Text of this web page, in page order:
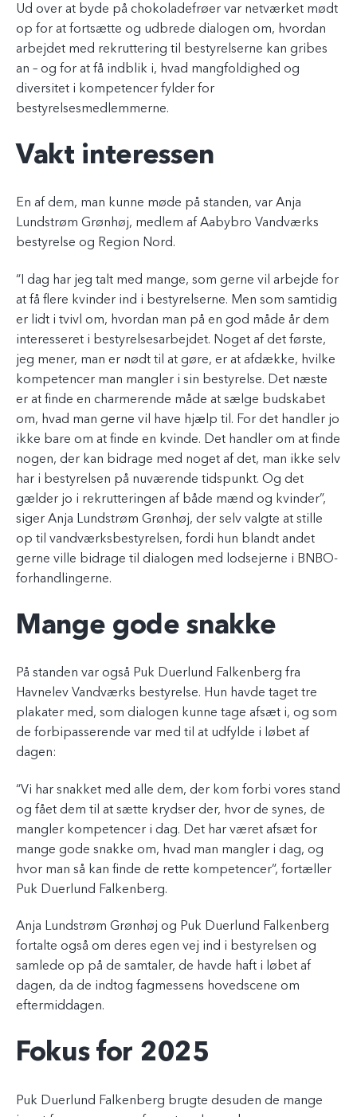
Ud over at byde på chokoladefrøer var netværket mødt
op for at fortsætte og udbrede dialogen om, hvordan
arbejdet med rekruttering til bestyrelserne kan gribes
an – og for at få indblik i, hvad mangfoldighed og
diversitet i kompetencer fylder for
bestyrelsesmedlemmerne.
Vakt interessen
En af dem, man kunne møde på standen, var Anja
Lundstrøm Grønhøj, medlem af Aabybro Vandværks
bestyrelse og Region Nord.
“I dag har jeg talt med mange, som gerne vil arbejde for
at få flere kvinder ind i bestyrelserne. Men som samtidig
er lidt i tvivl om, hvordan man på en god måde år dem
interesseret i bestyrelsesarbejdet. Noget af det første,
jeg mener, man er nødt til at gøre, er at afdække, hvilke
kompetencer man mangler i sin bestyrelse. Det næste
er at finde en charmerende måde at sælge budskabet
om, hvad man gerne vil have hjælp til. For det handler jo
ikke bare om at finde en kvinde. Det handler om at finde
nogen, der kan bidrage med noget af det, man ikke selv
har i bestyrelsen på nuværende tidspunkt. Og det
gælder jo i rekrutteringen af både mænd og kvinder”,
siger Anja Lundstrøm Grønhøj, der selv valgte at stille
op til vandværksbestyrelsen, fordi hun blandt andet
gerne ville bidrage til dialogen med lodsejerne i BNBO-
forhandlingerne.
Mange gode snakke
På standen var også Puk Duerlund Falkenberg fra
Havnelev Vandværks bestyrelse. Hun havde taget tre
plakater med, som dialogen kunne tage afsæt i, og som
de forbipasserende var med til at udfylde i løbet af
dagen:
“Vi har snakket med alle dem, der kom forbi vores stand
og fået dem til at sætte krydser der, hvor de synes, de
mangler kompetencer i dag. Det har været afsæt for
mange gode snakke om, hvad man mangler i dag, og
hvor man så kan finde de rette kompetencer”, fortæller
Puk Duerlund Falkenberg.
Anja Lundstrøm Grønhøj og Puk Duerlund Falkenberg
fortalte også om deres egen vej ind i bestyrelsen og
samlede op på de samtaler, de havde haft i løbet af
dagen, da de indtog fagmessens hovedscene om
eftermiddagen.
Fokus for 2025
Puk Duerlund Falkenberg brugte desuden de mange